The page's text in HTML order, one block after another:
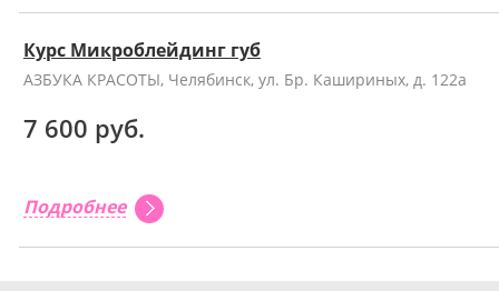
Курс Микроблейдинг губ
АЗБУКА КРАСОТЫ, Челябинск, ул. Бр. Кашириных, д. 122а
7 600 руб.
Подробнее